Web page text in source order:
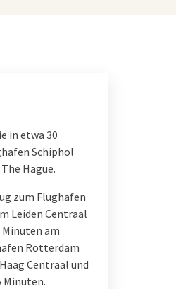
in etwa 30
Schiphol
Hague.
zum Flughafen
Leiden Centraal
Minuten am
Rotterdam
Centraal und
Minuten.